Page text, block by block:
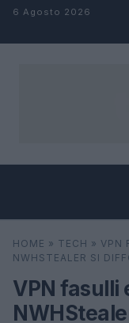
Salta al contenuto
6 Agosto 2026
Cerca
HOME » TECH » VPN
NWHSTEALER SI
VPN fasulli